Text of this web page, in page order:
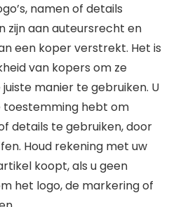
namen of details
zijn aan auteursrecht en
een koper verstrekt. Het is
van kopers om ze
manier te gebruiken. U
hebt om
details te gebruiken, door
Houd rekening met uw
koopt, als u geen
het logo, de markering of